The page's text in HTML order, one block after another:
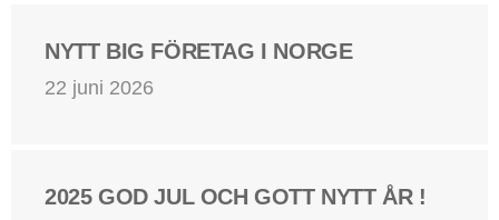
NYTT BIG FÖRETAG I NORGE
22 juni 2026
2025 GOD JUL OCH GOTT NYTT ÅR !